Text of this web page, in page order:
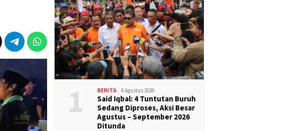
1 BERITA 6 Agustus 2026
Said Iqbal: 4 Tuntutan Buruh
Sedang Diproses, Aksi Besar
Agustus – September 2026
Ditunda